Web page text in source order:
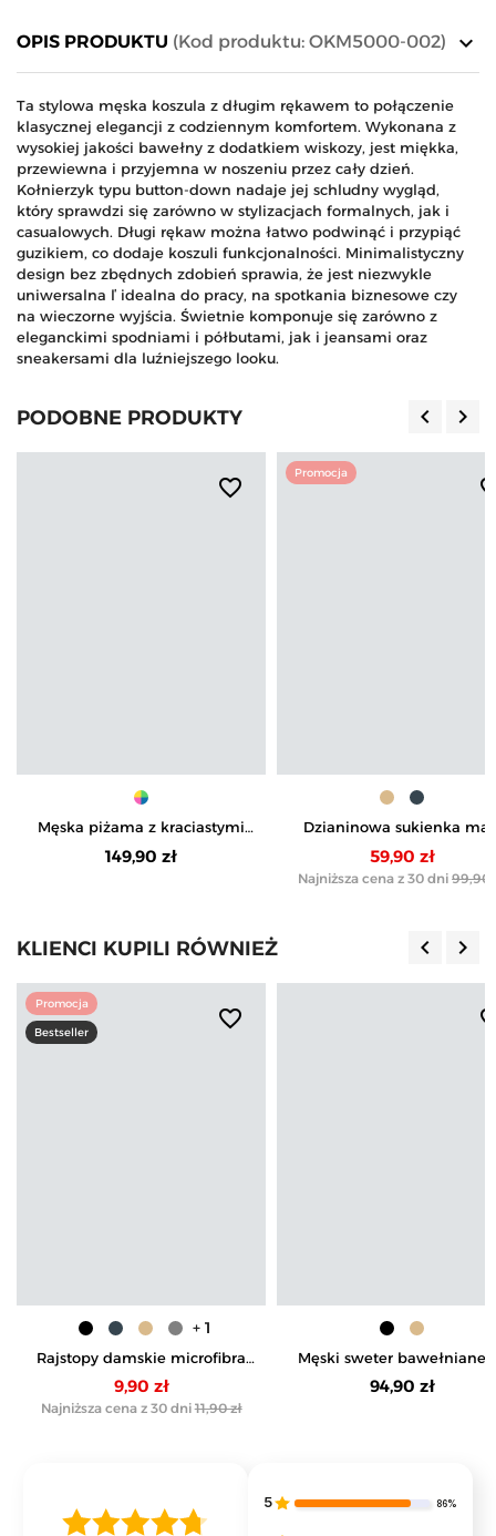
keyboard_arrow_down
OPIS PRODUKTU (Kod produktu: OKM5000-002)
Ta stylowa męska koszula z długim rękawem to połączenie
klasycznej elegancji z codziennym komfortem. Wykonana z
wysokiej jakości bawełny z dodatkiem wiskozy, jest miękka,
przewiewna i przyjemna w noszeniu przez cały dzień.
Kołnierzyk typu button-down nadaje jej schludny wygląd,
który sprawdzi się zarówno w stylizacjach formalnych, jak i
casualowych. Długi rękaw można łatwo podwinąć i przypiąć
guzikiem, co dodaje koszuli funkcjonalności. Minimalistyczny
design bez zbędnych zdobień sprawia, że jest niezwykle
uniwersalna ľ idealna do pracy, na spotkania biznesowe czy
na wieczorne wyjścia. Świetnie komponuje się zarówno z
eleganckimi spodniami i półbutami, jak i jeansami oraz
sneakersami dla luźniejszego looku.
PODOBNE PRODUKTY keyboard_arrow_left keyboard_arrow_right
favorite_border
Męska piżama z kraciastymi
spodniami i białą koszulką
149,90 zł
Promocja
Dzianinowa sukienka
damska z długim
59,90 zł
Najniższa cena z 30 dni 99,90
KLIENCI KUPILI RÓWNIEŻ keyboard_arrow_left keyboard_arrow_right
Promocja
Bestseller
favorite_border
Rajstopy damskie microfibra
40 DEN
9,90 zł
Najniższa cena z 30 dni 11,90 zł
+ 1
Męski sweter bawełniane
stójką i zamkiem
94,90 zł
5 86%